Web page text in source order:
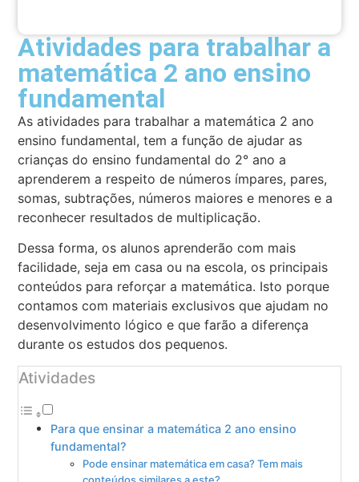
Atividades para trabalhar a
matemática 2 ano ensino
fundamental
As atividades para trabalhar a matemática 2 ano
ensino fundamental, tem a função de ajudar as
crianças do ensino fundamental do 2° ano a
aprenderem a respeito de números ímpares, pares,
somas, subtrações, números maiores e menores e a
reconhecer resultados de multiplicação.
Dessa forma, os alunos aprenderão com mais
facilidade, seja em casa ou na escola, os principais
conteúdos para reforçar a matemática. Isto porque
contamos com materiais exclusivos que ajudam no
desenvolvimento lógico e que farão a diferença
durante os estudos dos pequenos.
Atividades
Para que ensinar a matemática 2 ano ensino
fundamental?
Pode ensinar matemática em casa? Tem mais